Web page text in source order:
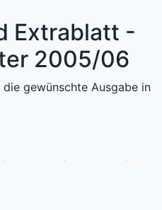
Extrablatt -
2005/06
gewünschte Ausgabe in